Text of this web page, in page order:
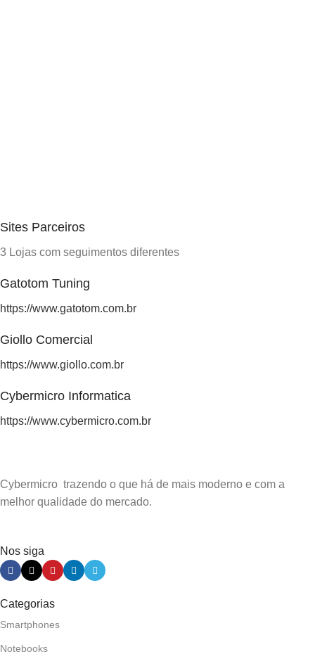
Sites Parceiros
3 Lojas com seguimentos diferentes
Gatotom Tuning
https://www.gatotom.com.br
Giollo Comercial
https://www.giollo.com.br
Cybermicro Informatica
https://www.cybermicro.com.br
Cybermicro trazendo o que há de mais moderno e com a
melhor qualidade do mercado.
Nos siga
Categorias
Smartphones
Notebooks